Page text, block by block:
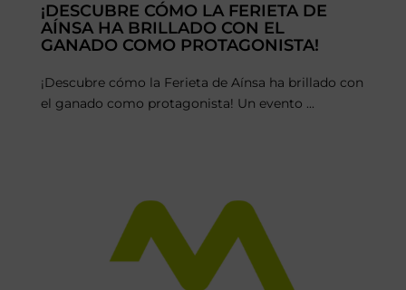
¡DESCUBRE CÓMO LA FERIETA DE
AÍNSA HA BRILLADO CON EL
GANADO COMO PROTAGONISTA!
¡Descubre cómo la Ferieta de Aínsa ha brillado con
el ganado como protagonista! Un evento ...